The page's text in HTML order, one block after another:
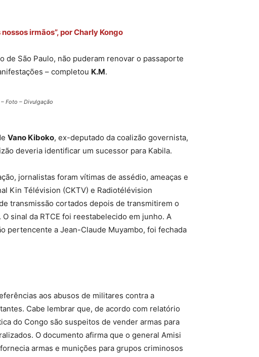
irmãos”, por Charly Kongo
de São Paulo, não puderam renovar o passaporte
– completou K.M.
– Foto – Divulgação
Vano Kiboko, ex-deputado da coalizão governista,
deveria identificar um sucessor para Kabila.
jornalistas foram vítimas de assédio, ameaças e
Kin Télévision (CKTV) e Radiotélévision
transmissão cortados depois de transmitirem o
sinal da RTCE foi reestabelecido em junho. A
pertencente a Jean-Claude Muyambo, foi fechada
aos abusos de militares contra a
Cabe lembrar que, de acordo com relatório
do Congo são suspeitos de vender armas para
O documento afirma que o general Amisi
armas e munições para grupos criminosos